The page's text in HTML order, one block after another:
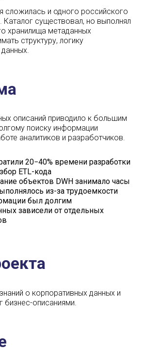
сложилась и одного российского
Каталог существовал, но выполнял
хранилища метаданных
структуру, логику
описаний приводило к большим
поиску информации
аналитиков и разработчиков.
20−40% времени разработки
ETL-кода
объектов DWH занимало часы
из-за трудоемкости
был долгим
зависели от отдельных
о корпоративных данных и
бизнес-описаниями.